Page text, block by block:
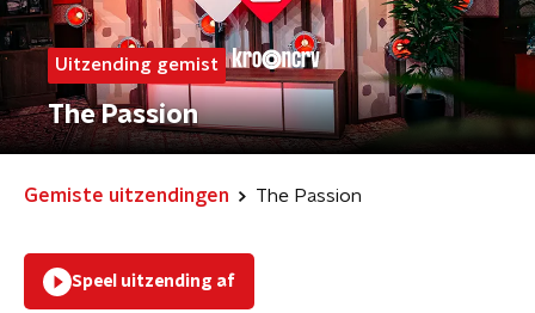
Uitzending gemist
The Passion
Gemiste uitzendingen The Passion
Speel uitzending af